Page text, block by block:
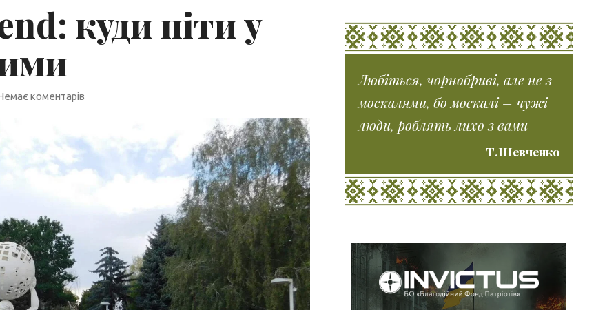
куди піти у
коментарів
Любіться, чорнобриві, але не з
москалями, бо москалі – чужі
люди, роблять лихо з вами
Т.Шевченко